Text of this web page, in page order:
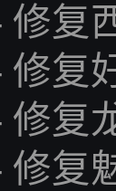
西
好
龙
魅